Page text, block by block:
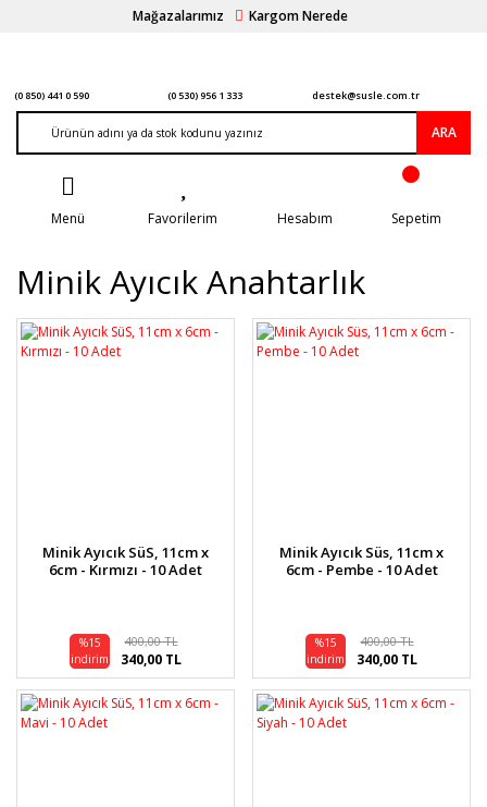
Mağazalarımız Kargom Nerede
(0 850) 441 0 590 (0 530) 956 1 333 destek@susle.com.tr
ARA
Menü Favorilerim Hesabım Sepetim
Minik Ayıcık Anahtarlık
Minik Ayıcık SüS, 11cm x
6cm - Kırmızı - 10 Adet
%15
indirim
400,00 TL
340,00 TL
Minik Ayıcık Süs, 11cm x
6cm - Pembe - 10 Adet
%15
indirim
400,00 TL
340,00 TL